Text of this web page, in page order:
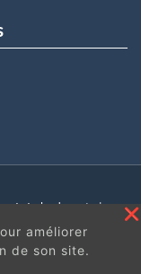
générales de vente |
6285 4518
améliorer
de son site.